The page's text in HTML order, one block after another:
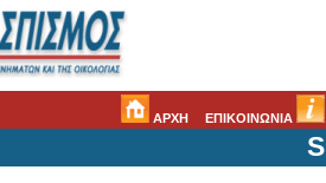
ΑΡΧΗ ΕΠΙΚΟΙΝΩΝΙΑ